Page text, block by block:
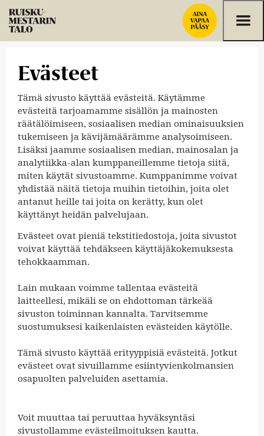
Evästeet
Tämä sivusto käyttää evästeitä. Käytämme
evästeitä tarjoamamme sisällön ja mainosten
räätälöimiseen, sosiaalisen median ominaisuuksien
tukemiseen ja kävijämäärämme analysoimiseen.
Lisäksi jaamme sosiaalisen median, mainosalan ja
analytiikka-alan kumppaneillemme tietoja siitä,
miten käytät sivustoamme. Kumppanimme voivat
yhdistää näitä tietoja muihin tietoihin, joita olet
antanut heille tai joita on kerätty, kun olet
käyttänyt heidän palvelujaan.
Evästeet ovat pieniä tekstitiedostoja, joita sivustot
voivat käyttää tehdäkseen käyttäjäkokemuksesta
tehokkaamman.
Lain mukaan voimme tallentaa evästeitä
laitteellesi, mikäli se on ehdottoman tärkeää
sivuston toiminnan kannalta. Tarvitsemme
suostumuksesi kaikenlaisten evästeiden käytölle.
Tämä sivusto käyttää erityyppisiä evästeitä. Jotkut
evästeet ovat sivuillamme esiintyvienkolmansien
osapuolten palveluiden asettamia.
Voit muuttaa tai peruuttaa hyväksyntäsi
sivustollamme evästeilmoituksen kautta.